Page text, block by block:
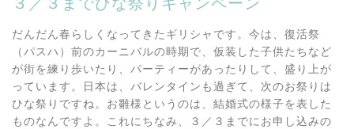
だんだん春らしくなってきたギリシャです。今は、復活祭
（パスハ）前のカーニバルの時期で、仮装した子供たちなど
が街を練り歩いたり、パーティーがあったりして、盛り上が
っています。日本は、バレンタインも過ぎて、次のお祭りは
ひな祭りですね。お雛様というのは、結婚式の様子を表した
ものなんですよ。これにちなみ、３／３までにお申し込みの